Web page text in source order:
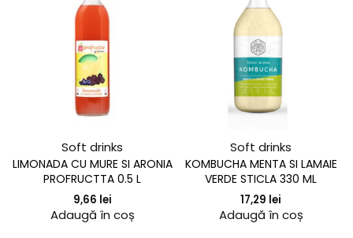
Soft drinks
LIMONADA CU MURE SI ARONIA
PROFRUCTTA 0.5 L
9,66 lei
Adaugă în coș
Soft drinks
KOMBUCHA MENTA SI LAMAIE
VERDE STICLA 330 ML
17,29 lei
Adaugă în coș